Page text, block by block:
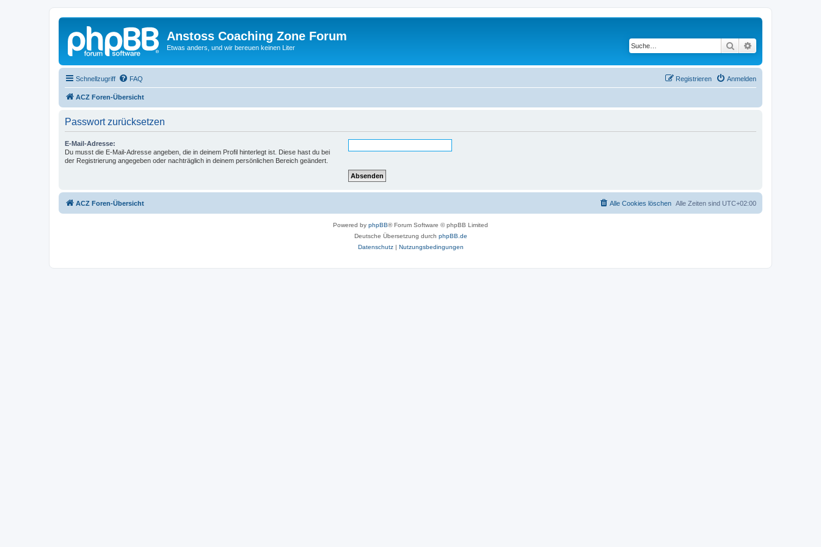
Anstoss Coaching Zone Forum
Etwas anders, und wir bereuen keinen Liter Suche
Schnellzugriff FAQ Anmelden
Registrieren
ACZ Foren-Übersicht
Passwort zurücksetzen
E-Mail-Adresse:
Du musst die E-Mail-Adresse angeben, die in deinem Profil hinterlegt ist. Diese hast du bei
der Registrierung angegeben oder nachträglich in deinem persönlichen Bereich geändert.
ACZ Foren-Übersicht Alle Zeiten sind UTC+02:00
Alle Cookies löschen
Powered by phpBB® Forum Software © phpBB Limited
Deutsche Übersetzung durch phpBB.de
Datenschutz| Nutzungsbedingungen